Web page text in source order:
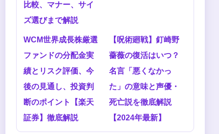
比較、マナー、サイ
ズ選びまで解説
WCM世界成長株厳選
ファンドの分配金実
績とリスク評価、今
後の見通し、投資判
断のポイント【楽天
証券】徹底解説
【呪術廻戦】釘崎野
薔薇の復活はいつ？
名言「悪くなかっ
た」の意味と声優・
死亡説を徹底解説
【2024年最新】